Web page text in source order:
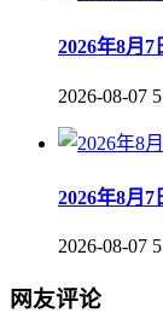
2026年8月
2026-08-07 5
2026年8月
2026-08-07 5
网友评论